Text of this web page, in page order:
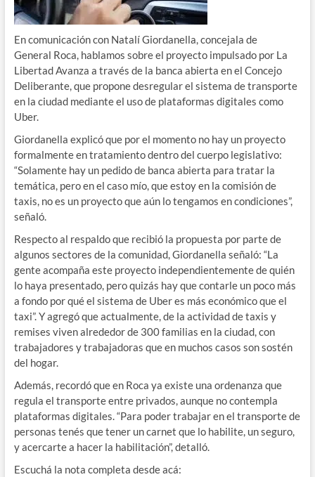
Encomunicacióncon NatalíGiordanella,concejala de
General Roca, hablamos sobreel proyecto impulsado por La
LibertadAvanza a través de la banca abierta enel Concejo
Deliberante,que proponedesregularel sistema detransporte
en la ciudad medianteel usode plataformas digitales como
Uber.
Giordanella explicóque porel momento no hay un proyecto
formalmenteentratamientodentrodel cuerpo legislativo:
“Solamente hay un pedidode banca abierta para tratar la
temática, peroenel caso mío,queestoyen la comisiónde
taxis, noes un proyectoqueaún lotengamos encondiciones”,
señaló.
Respectoal respaldoque recibió la propuesta por partede
algunos sectores de la comunidad,Giordanella señaló: “La
genteacompaña este proyecto independientementedequién
lo haya presentado, peroquizás hayquecontarle un poco más
a fondo porquéel sistema de Uberes más económicoqueel
taxi”.Yagregóqueactualmente,de la actividaddetaxis y
remises vivenalrededorde 300familias en la ciudad,con
trabajadores ytrabajadoras queen muchos casos sonsostén
del hogar.
Además, recordóqueen Roca ya existe una ordenanza que
regula el transporteentre privados,aunque nocontempla
plataformas digitales.“Para podertrabajarenel transportede
personas tenés quetener uncarnet que lo habilite, unseguro,
yacercartea hacer la habilitación”,detalló.
Escuchá la nota completa desde acá: